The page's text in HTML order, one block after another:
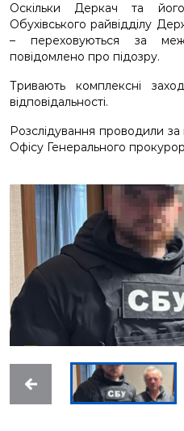
Оскільки Деркач та
Обухівського райвідділу
– переховуються за
повідомлено про підозру.
Тривають комплексні
відповідальності.
Розслідування проводили за
Офісу Генерального